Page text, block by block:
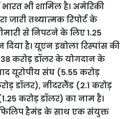
भी शामिल है। अमेरिकी
जारी तथ्यात्मक रिपोर्ट के
से निपटने के लिए 1.25
है। यूएन इबोला रिस्पांस की
करोड़ डॉलर के योगदान के
यूरोपीय संघ (5.55 करोड़
डॉलर), नीदरलैंड (2.1 करोड़
करोड़ डॉलर) का नाम है।
हैमंड के साथ एक संयुक्त